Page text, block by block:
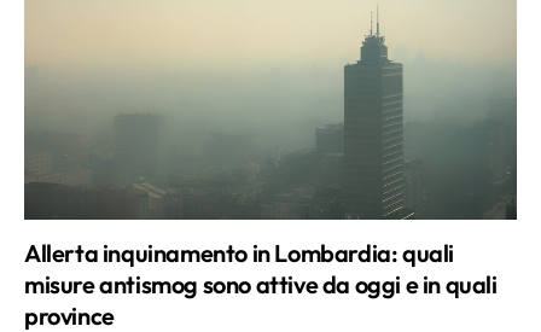
Allerta inquinamento in Lombardia: quali
misure antismog sono attive da oggi e in quali
province